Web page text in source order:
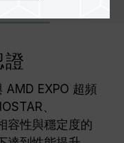
AMD EXPO 超頻
、
容性與穩定度的